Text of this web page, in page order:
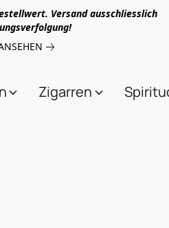
Versand ausschliesslich
Zigarren